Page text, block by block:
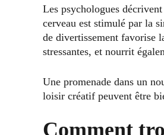
Les psychologues
cerveau est stimulé par la
de divertissement favorise
stressantes, et nourrit
Une promenade dans un
loisir créatif peuvent être
Comment